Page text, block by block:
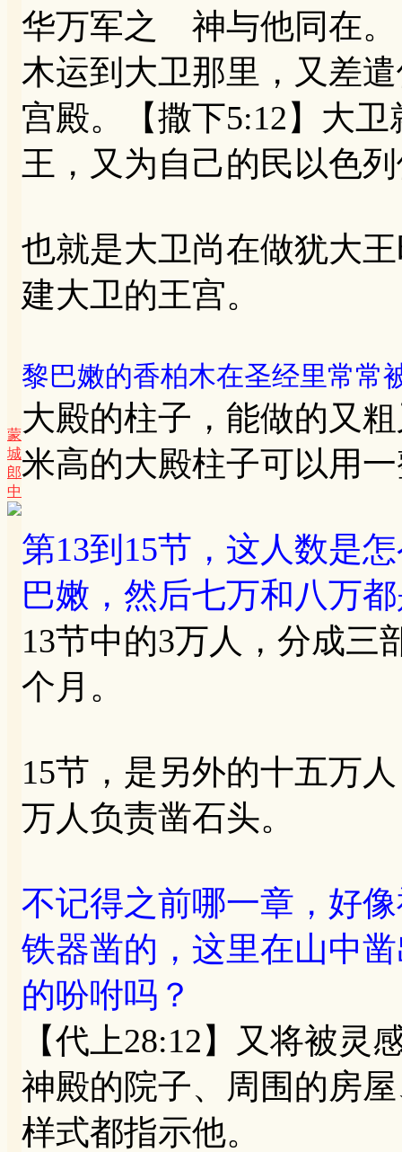
蒙
城
郎
中
华万军之 神与他同在。
木运到大卫那里，又差
宫殿。【撒下5:12】大
王，又为自己的民以色
也就是大卫尚在做犹大
建大卫的王宫。
黎巴嫩的香柏木在圣经里常常
大殿的柱子，能做的又
米高的大殿柱子可以用
第13到15节，这人数是
巴嫩，然后七万和八万
13节中的3万人，分成三
个月。
15节，是另外的十五万
万人负责凿石头。
不记得之前哪一章，好
铁器凿的，这里在山中
的吩咐吗？
【代上28:12】又将被
神殿的院子、周围的房
样式都指示他。